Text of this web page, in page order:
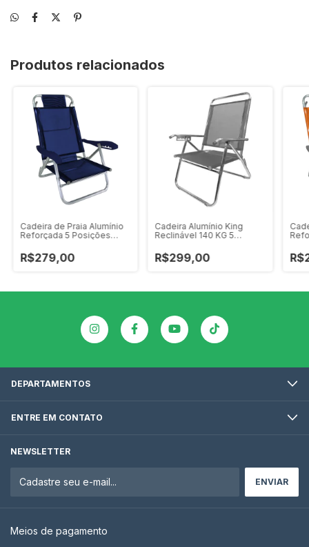
Produtos relacionados
Cadeira de Praia Alumínio
Reforçada 5 Posições
120 KG
R$279,00
Cadeira Alumínio King
Reclinável 140 KG 5
Super Resistente
R$299,00
120
DEPARTAMENTOS
ENTRE EM CONTATO
NEWSLETTER
Meios de pagamento